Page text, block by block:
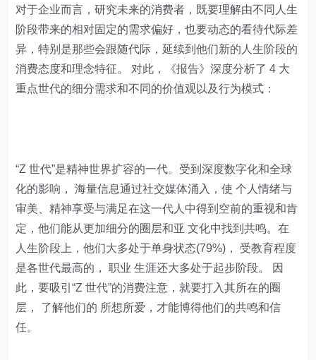
对于企业而言，研究未来的消费者，既要理解由不同人生
阶段带来的相对固定的需求偏好，也要动态的看待代际差
异，特别是那些会跟随代际，延续到他们新的人生阶段的
消费态度和理念特征。 对此，《报告》深度分析了 4 大
重点世代的细分需求和不同的价值观以及行为模式：
“Z 世代”是精神世界扩容的一代。受到深度数字化和全球
化的影响， 海量信息通过社交媒体涌入，使 个人情绪与
审美、精神享受与满足在这一代人中得到空前的重视和肯
定，他们能从更加细分的圈层和亚 文化中找到共鸣。在
人生阶段上，他们大多处于单身状态(79%)， 受教育程度
是各世代最高的， 职业 生涯还大多处于起步阶段。 因
此，要吸引“Z 世代”的消费注意，就要打入其所在的圈
层， 了解他们的 所想所爱，才能博得他们的共鸣和信
任。